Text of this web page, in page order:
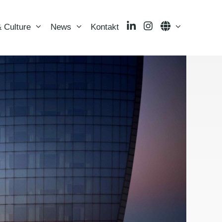
Culture News Kontakt LinkedInInstagramLanguage